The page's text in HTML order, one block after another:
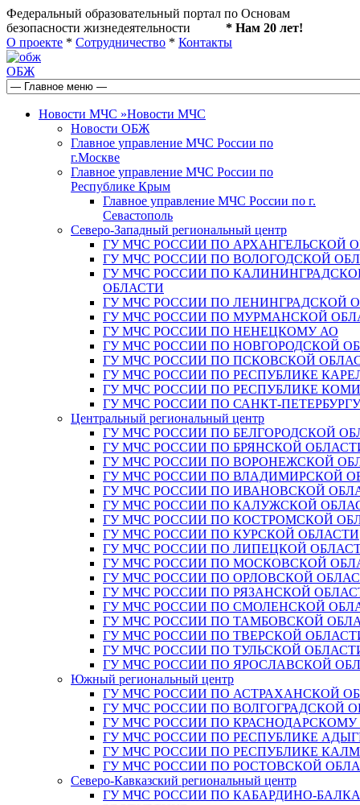
Федеральный образовательный портал по Основам
безопасности жизнедеятельности * Нам 20 лет!
О проекте * Сотрудничество * Контакты
ОБЖ
Новости МЧС »Новости МЧС
Новости ОБЖ
Главное управление МЧС России по
г.Москве
Главное управление МЧС России по
Республике Крым
Главное управление МЧС России по г.
Севастополь
Северо-Западный региональный центр
ГУ МЧС РОССИИ ПО АРХАНГЕЛЬСКОЙ
ГУ МЧС РОССИИ ПО ВОЛОГОДСКОЙ
ГУ МЧС РОССИИ ПО
ОБЛАСТИ
ГУ МЧС РОССИИ ПО ЛЕНИНГРАДСКОЙ
ГУ МЧС РОССИИ ПО МУРМАНСКОЙ
ГУ МЧС РОССИИ ПО НЕНЕЦКОМУ АО
ГУ МЧС РОССИИ ПО НОВГОРОДСКОЙ
ГУ МЧС РОССИИ ПО ПСКОВСКОЙ
ГУ МЧС РОССИИ ПО РЕСПУБЛИКЕ
ГУ МЧС РОССИИ ПО РЕСПУБЛИКЕ КОМИ
ГУ МЧС РОССИИ ПО САНКТ-ПЕТЕРБУРГУ
Центральный региональный центр
ГУ МЧС РОССИИ ПО БЕЛГОРОДСКОЙ
ГУ МЧС РОССИИ ПО БРЯНСКОЙ
ГУ МЧС РОССИИ ПО ВОРОНЕЖСКОЙ
ГУ МЧС РОССИИ ПО ВЛАДИМИРСКОЙ
ГУ МЧС РОССИИ ПО ИВАНОВСКОЙ
ГУ МЧС РОССИИ ПО КАЛУЖСКОЙ
ГУ МЧС РОССИИ ПО КОСТРОМСКОЙ
ГУ МЧС РОССИИ ПО КУРСКОЙ ОБЛАСТИ
ГУ МЧС РОССИИ ПО ЛИПЕЦКОЙ
ГУ МЧС РОССИИ ПО МОСКОВСКОЙ
ГУ МЧС РОССИИ ПО ОРЛОВСКОЙ
ГУ МЧС РОССИИ ПО РЯЗАНСКОЙ
ГУ МЧС РОССИИ ПО СМОЛЕНСКОЙ
ГУ МЧС РОССИИ ПО ТАМБОВСКОЙ
ГУ МЧС РОССИИ ПО ТВЕРСКОЙ
ГУ МЧС РОССИИ ПО ТУЛЬСКОЙ
ГУ МЧС РОССИИ ПО ЯРОСЛАВСКОЙ
Южный региональный центр
ГУ МЧС РОССИИ ПО АСТРАХАНСКОЙ
ГУ МЧС РОССИИ ПО ВОЛГОГРАДСКОЙ
ГУ МЧС РОССИИ ПО
ГУ МЧС РОССИИ ПО РЕСПУБЛИКЕ
ГУ МЧС РОССИИ ПО РЕСПУБЛИКЕ
ГУ МЧС РОССИИ ПО РОСТОВСКОЙ
Северо-Кавказский региональный центр
ГУ МЧС РОССИИ ПО КАБАРДИНО-